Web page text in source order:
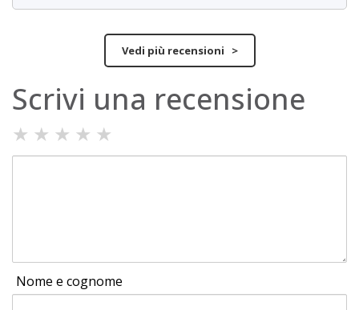
Vedi più recensioni >
Scrivi una recensione
★ ★ ★ ★ ★
Nome e cognome